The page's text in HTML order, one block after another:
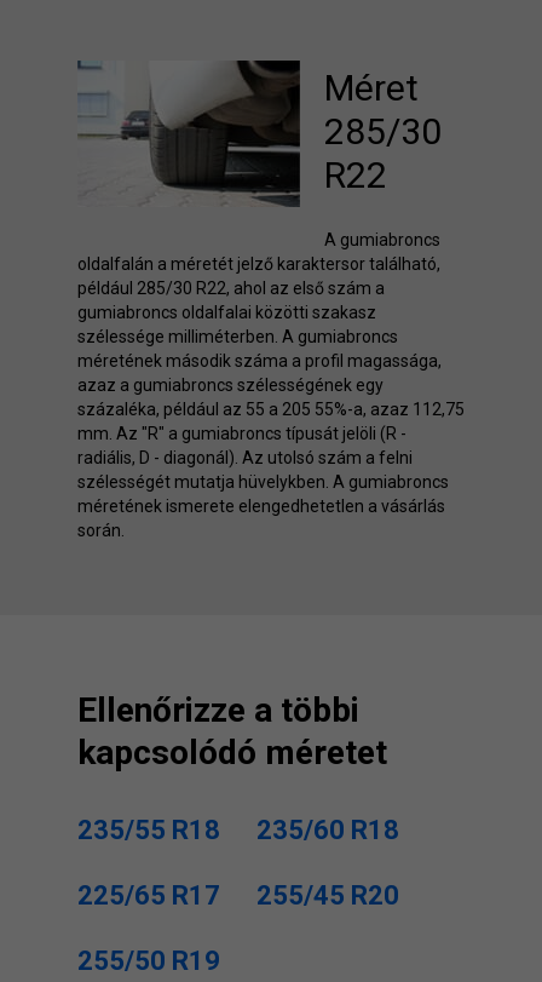
Méret
285/30
R22
A gumiabroncs
oldalfalán a méretét jelző karaktersor található,
például 285/30 R22, ahol az első szám a
gumiabroncs oldalfalai közötti szakasz
szélessége milliméterben. A gumiabroncs
méretének második száma a profil magassága,
azaz a gumiabroncs szélességének egy
százaléka, például az 55 a 205 55%-a, azaz 112,75
mm. Az "R" a gumiabroncs típusát jelöli (R -
radiális, D - diagonál). Az utolsó szám a felni
szélességét mutatja hüvelykben. A gumiabroncs
méretének ismerete elengedhetetlen a vásárlás
során.
Ellenőrizze a többi
kapcsolódó méretet
235/55 R18 235/60 R18
225/65 R17 255/45 R20
255/50 R19